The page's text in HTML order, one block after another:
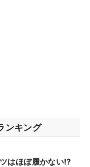
ンキング
はほぼ履かない⁉